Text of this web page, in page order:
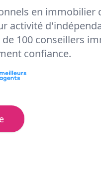
en immobilier
activité
100 conseillers
confiance.